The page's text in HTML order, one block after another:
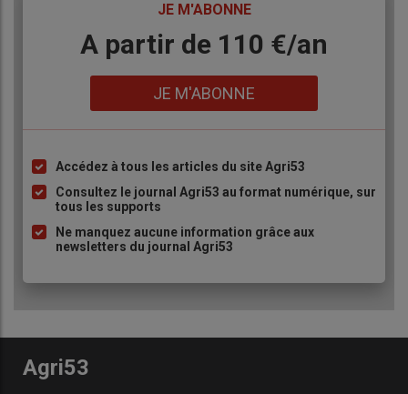
JE M'ABONNE
BodyA partir de 110 €/an
JE M'ABONNE
Liste
à
puce
Accédez à tous les articles du site Agri53
Consultez le journal Agri53 au format numérique, sur
tous les supports
Ne manquez aucune information grâce aux
newsletters du journal Agri53
Agri53